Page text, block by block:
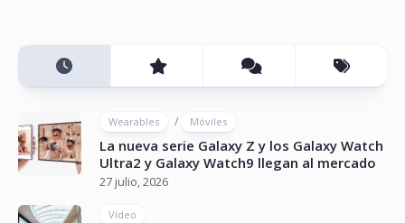
Wearables / Móviles
La nueva serie Galaxy Z y los Galaxy Watch
Ultra2 y Galaxy Watch9 llegan al mercado
27 julio, 2026
Vídeo